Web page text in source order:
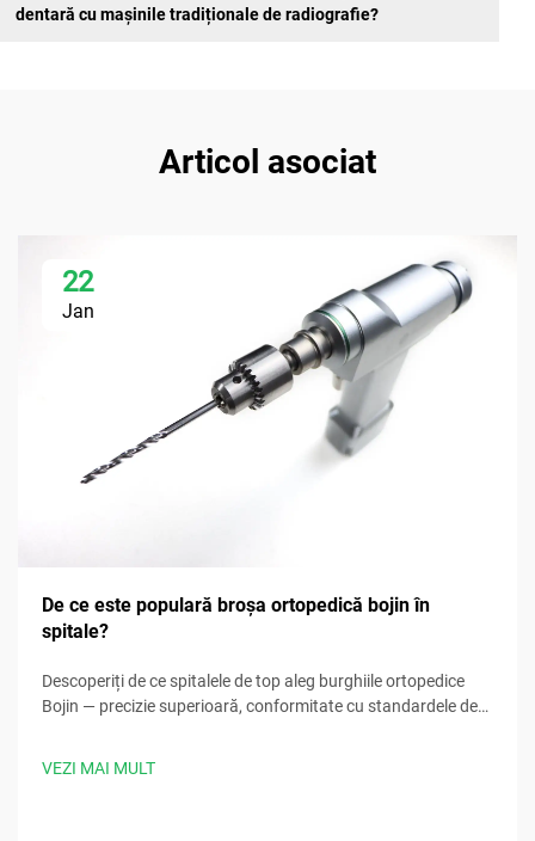
dentară cu mașinile tradiționale de radiografie?
Articol asociat
22
Jan
De ce este populară broșa ortopedică bojin în
spitale?
Descoperiți de ce spitalele de top aleg burghiile ortopedice
Bojin — precizie superioară, conformitate cu standardele de
VEZI MAI MULT